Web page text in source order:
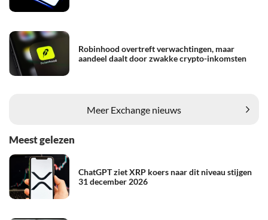
Robinhood overtreft verwachtingen, maar
aandeel daalt door zwakke crypto-inkomsten
Meer Exchange nieuws
Meest gelezen
ChatGPT ziet XRP koers naar dit niveau stijgen
31 december 2026